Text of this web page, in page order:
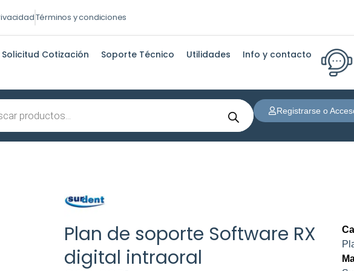
Términos y condiciones
Solicitud Cotización Soporte Técnico Utilidades Info y contacto
Registrarse o
Plan de soporte Software RX
digital intraoral